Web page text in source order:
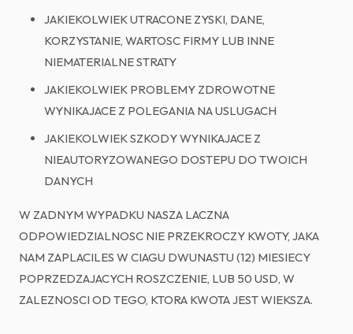
JAKIEKOLWIEK UTRACONE ZYSKI, DANE,
KORZYSTANIE, WARTOSC FIRMY LUB INNE
NIEMATERIALNE STRATY
JAKIEKOLWIEK PROBLEMY ZDROWOTNE
WYNIKAJACE Z POLEGANIA NA USLUGACH
JAKIEKOLWIEK SZKODY WYNIKAJACE Z
NIEAUTORYZOWANEGO DOSTEPU DO TWOICH
DANYCH
W ZADNYM WYPADKU NASZA LACZNA
ODPOWIEDZIALNOSC NIE PRZEKROCZY KWOTY, JAKA
NAM ZAPLACILES W CIAGU DWUNASTU (12) MIESIECY
POPRZEDZAJACYCH ROSZCZENIE, LUB 50 USD, W
ZALEZNOSCI OD TEGO, KTORA KWOTA JEST WIEKSZA.